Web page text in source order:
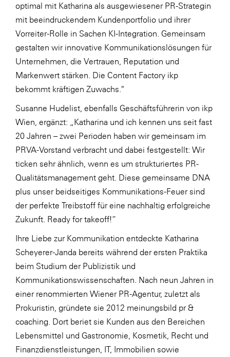
PAGRO
PHH Rechtsanwält:innen
Primark
Salesforce
sebamed
SERVICE&MORE
SKINUANCE®
Somfy
Sony DADC
SPIEGLTEC
STIHL Tirol
TAG GmbH
VALETTA
Verband Druck Medien Österreich
Wirtschaftskammer Salzburg
WKS Fachgruppe Fahrzeughandel und
Fahrzeugtechnik
WKS Fachgruppe Finanzdienstleister
optimal mit Katharina als ausgewiesener PR-Strategin
mit beeindruckendem Kundenportfolio und ihrer
Vorreiter-Rolle in Sachen KI-Integration. Gemeinsam
gestalten wir innovative Kommunikationslösungen für
Unternehmen, die Vertrauen, Reputation und
Markenwert stärken. Die Content Factory ikp
bekommt kräftigen Zuwachs."
Susanne Hudelist, ebenfalls Geschäftsführerin von ikp
Wien, ergänzt: „Katharina und ich kennen uns seit fast
20 Jahren – zwei Perioden haben wir gemeinsam im
PRVA-Vorstand verbracht und dabei festgestellt: Wir
ticken sehr ähnlich, wenn es um strukturiertes PR-
Qualitätsmanagement geht. Diese gemeinsame DNA
plus unser beidseitiges Kommunikations-Feuer sind
der perfekte Treibstoff für eine nachhaltig erfolgreiche
Zukunft. Ready for takeoff!“
Ihre Liebe zur Kommunikation entdeckte Katharina
Scheyerer-Janda bereits während der ersten Praktika
beim Studium der Publizistik und
Kommunikationswissenschaften. Nach neun Jahren in
einer renommierten Wiener PR-Agentur, zuletzt als
Prokuristin, gründete sie 2012 meinungsbild pr &
coaching. Dort beriet sie Kunden aus den Bereichen
Lebensmittel und Gastronomie, Kosmetik, Recht und
Finanzdienstleistungen, IT, Immobilien sowie